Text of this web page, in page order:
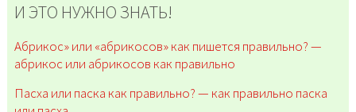
И ЭТО НУЖНО ЗНАТЬ!
Абрикос» или «абрикосов» как пишется правильно? —
абрикос или абрикосов как правильно
Пасха или паска как правильно? — как правильно паска